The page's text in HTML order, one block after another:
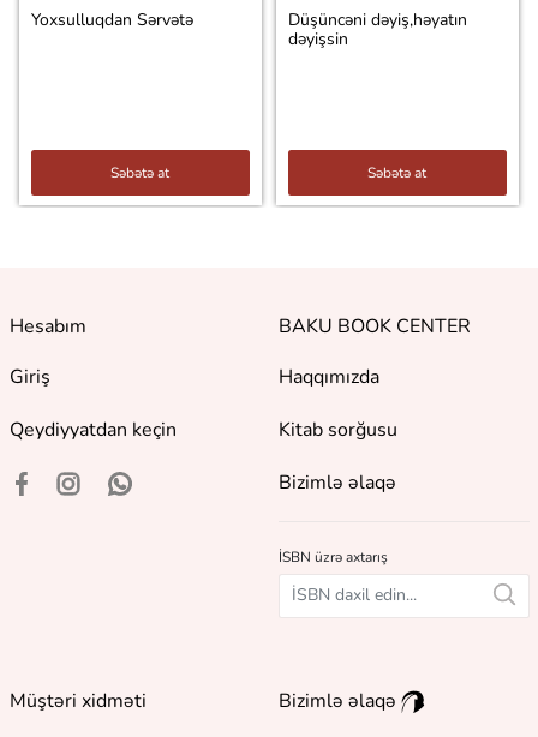
Yoxsulluqdan Sərvətə
Səbətə at
Düşüncəni dəyiş,həyatın
dəyişsin
Səbətə at
Hesabım
Giriş
Qeydiyyatdan keçin
BAKU BOOK CENTER
Haqqımızda
Kitab sorğusu
Bizimlə əlaqə
İSBN üzrə axtarış
Müştəri xidməti Bizimlə əlaqə